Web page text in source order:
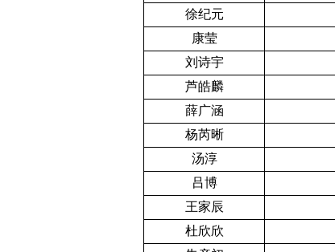
徐纪元
康莹
刘诗宇
芦皓麟
薛广涵
杨芮晰
汤淳
吕博
王家辰
杜欣欣